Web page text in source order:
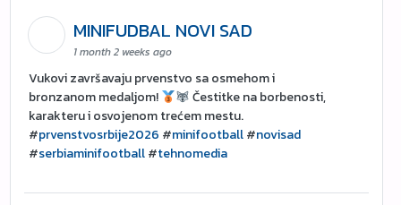
MINIFUDBAL NOVI SAD
1 month 2 weeks ago
Vukovi završavaju prvenstvo sa osmehom i
bronzanom medaljom!
Čestitke na borbenosti,
karakteru i osvojenom trećem mestu.
#prvenstvosrbije2026 #minifootball#novisad
#serbiaminifootball#tehnomedia